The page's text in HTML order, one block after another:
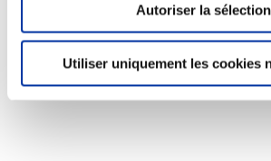
Autoriser la sélection
Utiliser uniquement les cookies
Partenaire Climat
Alimentation de qualité,